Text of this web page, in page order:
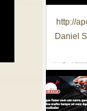
http://
Daniel